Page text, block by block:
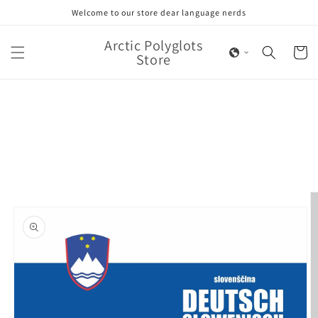
Welcome to our store dear language nerds
Arctic Polyglots
Store Cart